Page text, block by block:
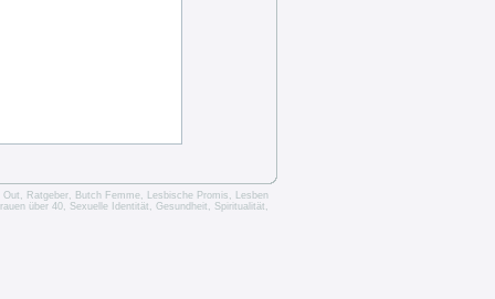
Out, Ratgeber , Butch Femme, Lesbische Promis, Lesben
über 40, Sexuelle Identität, Gesundheit, Spiritualität,